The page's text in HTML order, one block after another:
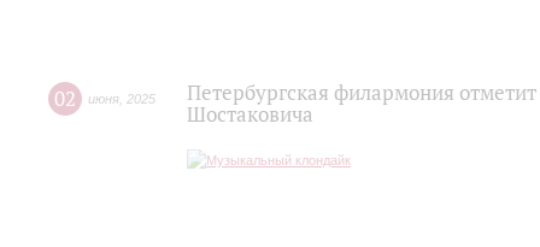
02 июня 2025
Петербургская филармония
Шостаковича